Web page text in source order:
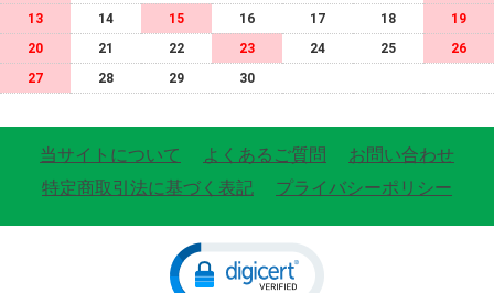
13
14 15 16 17 18
19
20
21 22 23 24 25
26
27
28 29 30
当サイトについて よくあるご質問
お問い合わせ
特定商取引法に基づく表記
プライバシーポリシー